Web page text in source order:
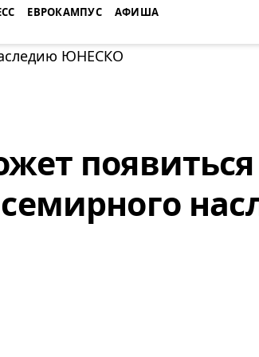
ЕВРОКАМПУС АФИША